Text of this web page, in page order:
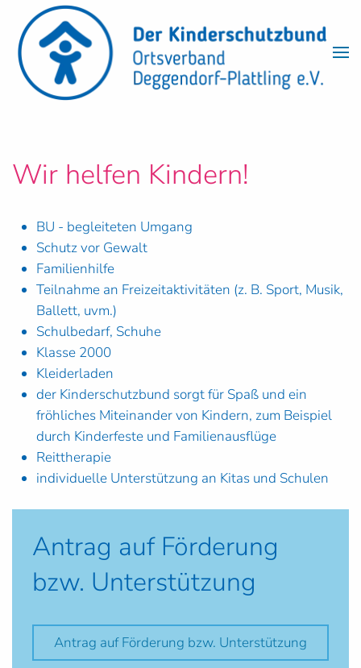
Skip to main content
Wir helfen Kindern!
BU - begleiteten Umgang
Schutz vor Gewalt
Familienhilfe
Teilnahme an Freizeitaktivitäten (z. B. Sport, Musik,
Ballett, uvm.)
Schulbedarf, Schuhe
Klasse 2000
Kleiderladen
der Kinderschutzbund sorgt für Spaß und ein
fröhliches Miteinander von Kindern, zum Beispiel
durch Kinderfeste und Familienausflüge
Reittherapie
individuelle Unterstützung an Kitas und Schulen
Antrag auf Förderung
bzw. Unterstützung
Antrag auf Förderung bzw. Unterstützung